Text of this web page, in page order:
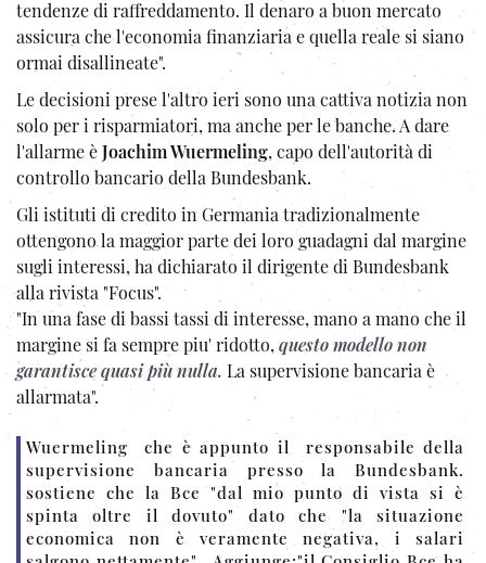
tendenze di raffreddamento. Il denaro a buon mercato
assicura che l'economia finanziaria e quella reale si siano
ormai disallineate".
Le decisioni prese l'altro ieri sono una cattiva notizia non
solo per i risparmiatori, ma anche per le banche. A dare
l'allarme èJoachim Wuermeling, capo dell'autorità di
controllo bancario della Bundesbank.
Gli istituti di credito in Germania tradizionalmente
ottengono la maggior parte dei loro guadagni dal margine
sugli interessi, ha dichiarato il dirigente di Bundesbank
alla rivista "Focus".
"In una fase di bassi tassi di interesse, mano a mano che il
margine si fa sempre piu' ridotto,questo modello non
garantisce quasi più nulla. La supervisione bancaria è
allarmata".
Wuermeling che è appunto il responsabile della
supervisione bancaria presso la Bundesbank.
sostiene che la Bce "dal mio punto di vista si è
spinta oltre il dovuto" dato che "la situazione
economica non è veramente negativa, i salari